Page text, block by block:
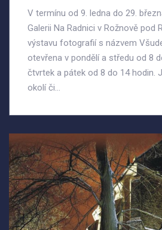
V termínu od 9. ledna do 29.
Galerii Na Radnici v Rožnově pod
výstavu fotografií s názvem
otevřena v pondělí a středu od 8
čtvrtek a pátek od 8 do 14 hodin.
okolí či...